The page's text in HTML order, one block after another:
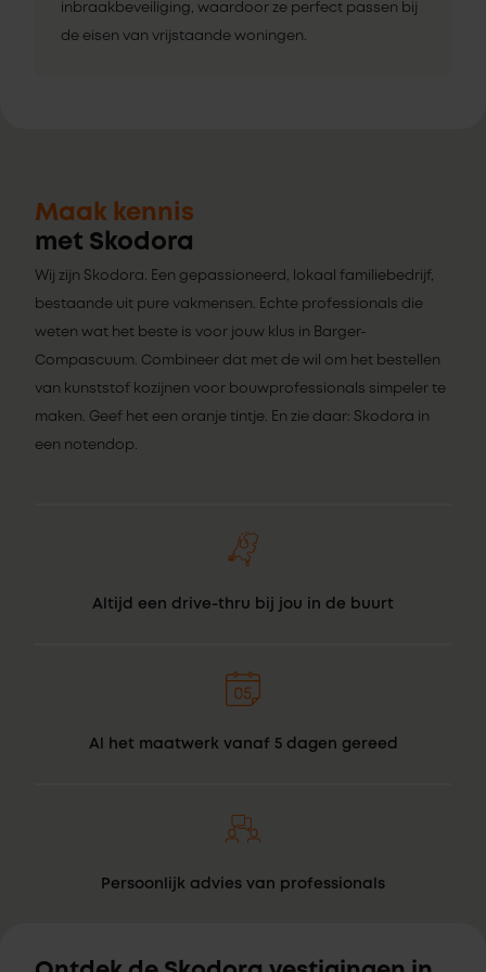
inbraakbeveiliging, waardoor ze perfect passen bij
de eisen van vrijstaande woningen.
Maak kennis
met Skodora
Wij zijn Skodora. Een gepassioneerd, lokaal familiebedrijf,
bestaande uit pure vakmensen. Echte professionals die
weten wat het beste is voor jouw klus in Barger-
Compascuum. Combineer dat met de wil om het bestellen
van kunststof kozijnen voor bouwprofessionals simpeler te
maken. Geef het een oranje tintje. En zie daar: Skodora in
een notendop.
Altijd een drive-thru bij jou in de buurt
Al het maatwerk vanaf 5 dagen gereed
Persoonlijk advies van professionals